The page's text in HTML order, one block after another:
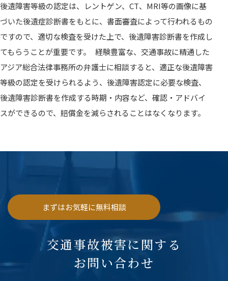
後遺障害等級の認定は、レントゲン、CT、MRI等の画像に基
づいた後遺症診断書をもとに、書面審査によって行われるもの
ですので、適切な検査を受けた上で、後遺障害診断書を作成し
てもらうことが重要です。 経験豊富な、交通事故に精通した
アジア総合法律事務所の弁護士に相談すると、適正な後遺障害
等級の認定を受けられるよう、後遺障害認定に必要な検査、
後遺障害診断書を作成する時期・内容など、確認・アドバイ
スができるので、賠償金を減らされることはなくなります。
まずはお気軽に無料相談
交通事故被害に関する
お問い合わせ